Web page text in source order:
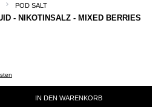
POD SALT
- NIKOTINSALZ - MIXED BERRIES
IN DEN WARENKORB